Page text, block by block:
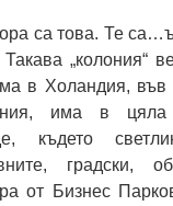
са това. Те
Такава „колония“
в Холандия, във
има в цяла
където
градски,
от Бизнес